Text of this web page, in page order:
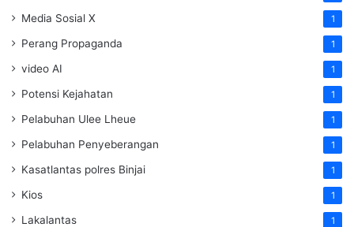
Media Sosial X 1
Perang Propaganda 1
video AI 1
Potensi Kejahatan 1
Pelabuhan Ulee Lheue 1
Pelabuhan Penyeberangan 1
Kasatlantas polres Binjai 1
Kios 1
Lakalantas 1